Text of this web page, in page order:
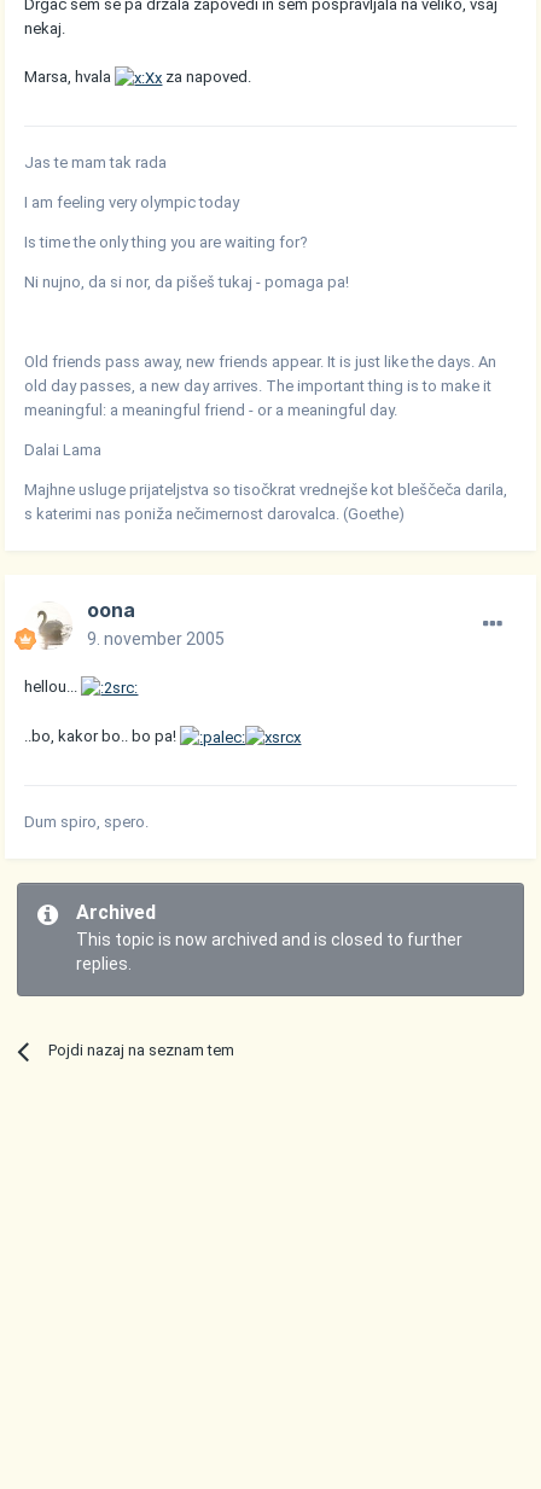
Drgač sem se pa držala zapovedi in sem pospravljala na veliko, vsaj
nekaj.
Marsa, hvala za napoved.
Jas te mam tak rada
I am feeling very olympic today
Is time the only thing you are waiting for?
Ni nujno, da si nor, da pišeš tukaj - pomaga pa!
Old friends pass away, new friends appear. It is just like the days. An
old day passes, a new day arrives. The important thing is to make it
meaningful: a meaningful friend - or a meaningful day.
Dalai Lama
Majhne usluge prijateljstva so tisočkrat vrednejše kot bleščeča darila,
s katerimi nas poniža nečimernost darovalca. (Goethe)
oona
9. november 2005
hellou...
..bo, kakor bo.. bo pa!
Dum spiro, spero.
Archived
This topic is now archived and is closed to further
replies.
Pojdi nazaj na seznam tem